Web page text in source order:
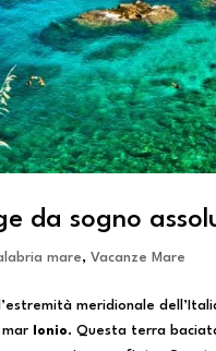
da sogno
mare,Vacanze Mare
meridionale
mar Ionio. Questa terra